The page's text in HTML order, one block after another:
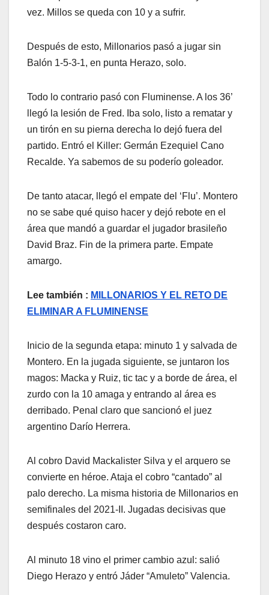
vez. Millos se queda con 10 y a sufrir.
Después de esto, Millonarios pasó a jugar sin
Balón 1-5-3-1, en punta Herazo, solo.
Todo lo contrario pasó con Fluminense. A los 36’
llegó la lesión de Fred. Iba solo, listo a rematar y
un tirón en su pierna derecha lo dejó fuera del
partido. Entró el Killer: Germán Ezequiel Cano
Recalde. Ya sabemos de su poderío goleador.
De tanto atacar, llegó el empate del ‘Flu’. Montero
no se sabe qué quiso hacer y dejó rebote en el
área que mandó a guardar el jugador brasileño
David Braz. Fin de la primera parte. Empate
amargo.
Lee también : MILLONARIOS Y EL RETO DE
ELIMINAR A FLUMINENSE
Inicio de la segunda etapa: minuto 1 y salvada de
Montero. En la jugada siguiente, se juntaron los
magos: Macka y Ruiz, tic tac y a borde de área, el
zurdo con la 10 amaga y entrando al área es
derribado. Penal claro que sancionó el juez
argentino Darío Herrera.
Al cobro David Mackalister Silva y el arquero se
convierte en héroe. Ataja el cobro “cantado” al
palo derecho. La misma historia de Millonarios en
semifinales del 2021-II. Jugadas decisivas que
después costaron caro.
Al minuto 18 vino el primer cambio azul: salió
Diego Herazo y entró Jáder “Amuleto” Valencia.